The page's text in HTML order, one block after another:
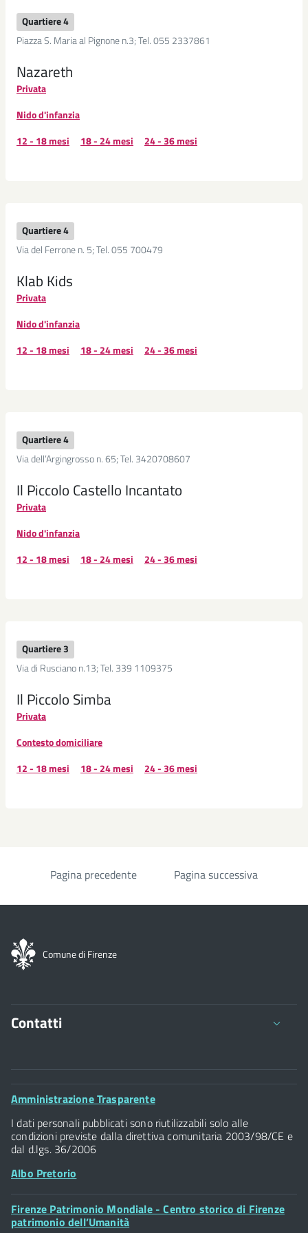
Quartiere 4
Piazza S. Maria al Pignone n.3; Tel. 055 2337861
Nazareth
Privata
Nido d'infanzia
12 - 18 mesi
18 - 24 mesi 24 - 36 mesi
Quartiere 4
Via del Ferrone n. 5; Tel. 055 700479
Klab Kids
Privata
Nido d'infanzia
12 - 18 mesi
18 - 24 mesi 24 - 36 mesi
Quartiere 4
Via dell’Argingrosso n. 65; Tel. 3420708607
Il Piccolo Castello Incantato
Privata
Nido d'infanzia
12 - 18 mesi
18 - 24 mesi 24 - 36 mesi
Quartiere 3
Via di Rusciano n.13; Tel. 339 1109375
Il Piccolo Simba
Privata
Contesto domiciliare
12 - 18 mesi
18 - 24 mesi 24 - 36 mesi
PaginazionePagina precedente Pagina successiva
Comune di Firenze
Contatti
Comune di Firenze
Palazzo Vecchio
Piazza della Signoria - 50122, Firenze
P.IVA 01307110484
Posta Elettronica Certificata
Footer
Amministrazione Trasparente
I dati personali pubblicati sono riutilizzabili solo alle
condizioni previste dalla direttiva comunitaria 2003/98/CE e
dal d.lgs. 36/2006
Albo Pretorio
Footer
Widget
Firenze Patrimonio Mondiale - Centro storico di Firenze
patrimonio dell’Umanità